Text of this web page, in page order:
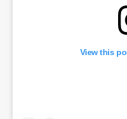
View this